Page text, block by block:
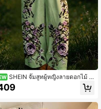
SHEIN จั๊มสูทผู้หญิงลายดอกไม้ ค
คล้องคอ ผูกหลัง เปิดหลัง แขนกุด สำห
ดูร้อน